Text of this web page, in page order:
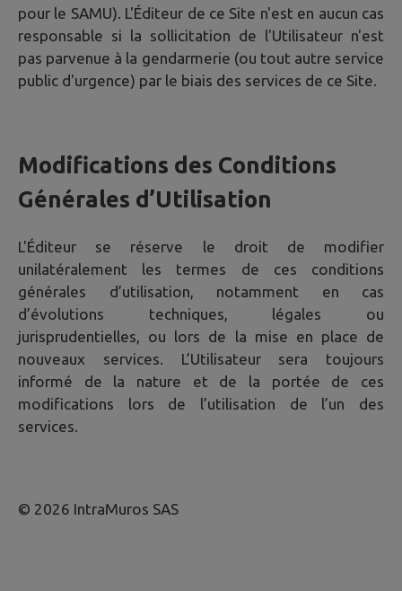
pour le SAMU). L'Éditeur de ce Site n'est en aucun cas
responsable si la sollicitation de l'Utilisateur n'est
pas parvenue à la gendarmerie (ou tout autre service
public d'urgence) par le biais des services de ce Site.
Modifications des Conditions
Générales d’Utilisation
L'Éditeur se réserve le droit de modifier
unilatéralement les termes de ces conditions
générales d’utilisation, notamment en cas
d’évolutions techniques, légales ou
jurisprudentielles, ou lors de la mise en place de
nouveaux services. L’Utilisateur sera toujours
informé de la nature et de la portée de ces
modifications lors de l’utilisation de l’un des
services.
© 2026 IntraMuros SAS